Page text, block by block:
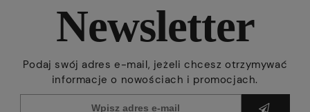
Newsletter
Podaj swój adres e-mail, jeżeli chcesz otrzymywać
informacje o nowościach i promocjach.